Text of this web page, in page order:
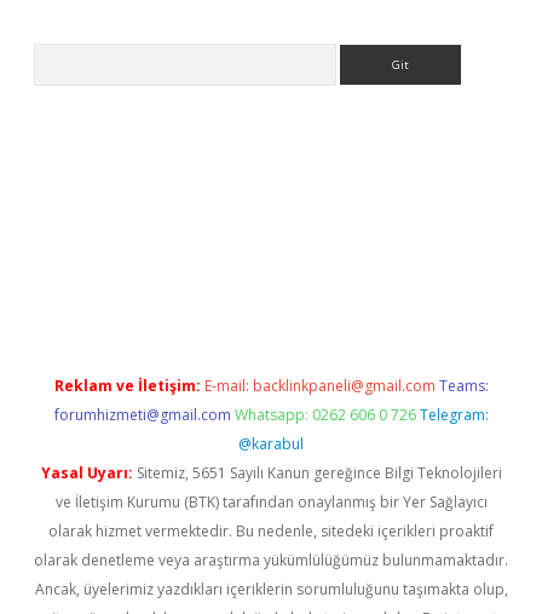
Reklam ve İletişim: E-mail: backlinkpaneli@gmail.com Teams:
forumhizmeti@gmail.com Whatsapp: 0262 606 0 726 Telegram:
@karabul
Yasal Uyarı: Sitemiz, 5651 Sayılı Kanun gereğince Bilgi Teknolojileri
ve İletişim Kurumu (BTK) tarafından onaylanmış bir Yer Sağlayıcı
olarak hizmet vermektedir. Bu nedenle, sitedeki içerikleri proaktif
olarak denetleme veya araştırma yükümlülüğümüz bulunmamaktadır.
Ancak, üyelerimiz yazdıkları içeriklerin sorumluluğunu taşımakta olup,